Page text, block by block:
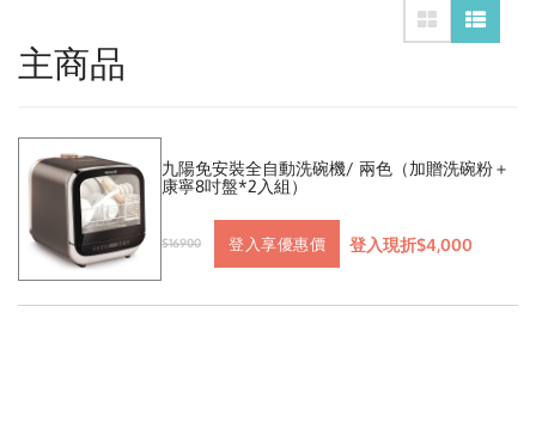
主商品
九陽免安裝全自動洗碗機/ 兩色（加贈洗碗粉＋
康寧8吋盤*2入組）
$16900 登入享優惠價 登入現折$4,000